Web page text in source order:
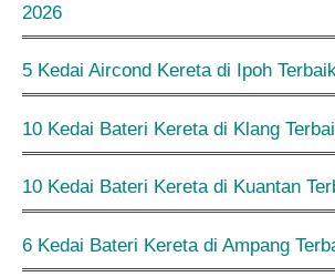
2026
5 Kedai Aircond Kereta di Ipoh
10 Kedai Bateri Kereta di Klang
10 Kedai Bateri Kereta di Kuantan
6 Kedai Bateri Kereta di Ampang